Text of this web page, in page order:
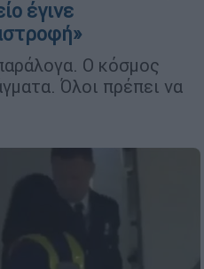
έγινε
Ο κόσμος
Όλοι πρέπει να